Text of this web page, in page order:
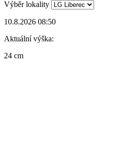
Výběr lokality
10.8.2026 08:50
Aktuální výška:
24 cm